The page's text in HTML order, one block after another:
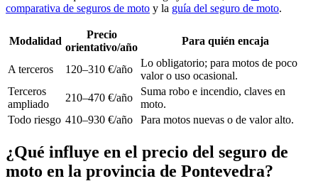
comparativa de seguros de moto y la guía del seguro de moto.
Modalidad
Precio
orientativo/año
Para quién encaja
A terceros 120–310 €/año
Lo obligatorio; para motos de poco
valor o uso ocasional.
Terceros
ampliado
210–470 €/año
Suma robo e incendio, claves en
moto.
Todo riesgo 410–930 €/año Para motos nuevas o de valor alto.
¿Qué influye en el precio del seguro de
moto en la provincia de Pontevedra?